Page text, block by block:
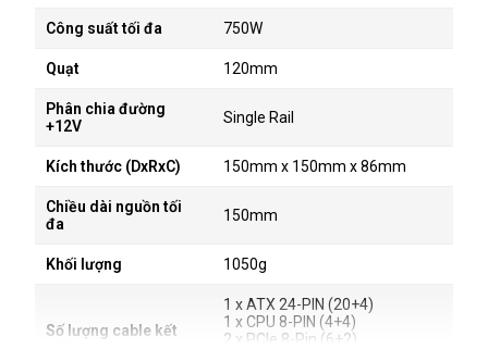
Công suất tối đa 750W
Quạt 120mm
Phân chia đường
+12V
Single Rail
Kích thước (DxRxC) 150mm x 150mm x 86mm
Chiều dài nguồn tối
đa
150mm
Khối lượng 1050g
Số lượng cable kết
1 x ATX 24-PIN (20+4)
1 x CPU 8-PIN (4+4)
2 x PCIe 8-Pin (6+2)